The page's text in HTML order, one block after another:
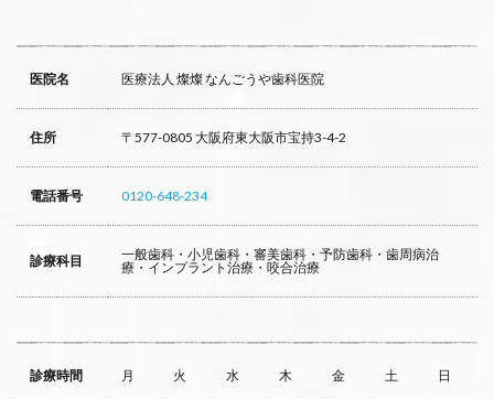
医院名 医療法人 燦燦 なんごうや歯科医院
住所 〒577-0805 大阪府東大阪市宝持3-4-2
電話番号 0120-648-234
診療科目
一般歯科・小児歯科・審美歯科・予防歯科・歯周病治
療・インプラント治療・咬合治療
診療時間 月 火 水 木 金 土 日